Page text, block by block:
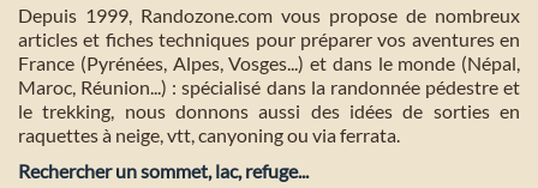
Depuis 1999, Randozone.com vous propose de nombreux
articles et fiches techniques pour préparer vos aventures en
France (Pyrénées, Alpes, Vosges...) et dans le monde (Népal,
Maroc, Réunion...) : spécialisé dans la randonnée pédestre et
le trekking, nous donnons aussi des idées de sorties en
raquettes à neige, vtt, canyoning ou via ferrata.
Rechercher un sommet, lac, refuge...